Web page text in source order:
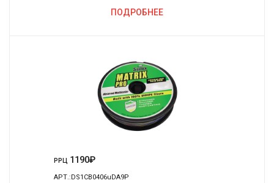
ПОДРОБНЕЕ
РРЦ 1190₽
АРТ.:DS1CB0406uDA9P